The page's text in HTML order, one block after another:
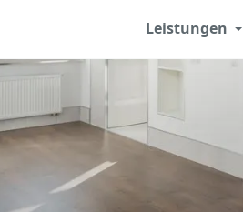
Leistungen